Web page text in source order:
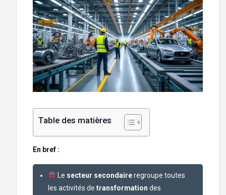
Table des matières
En bref :
Le secteur secondaireregroupe toutes
les activités de transformation des